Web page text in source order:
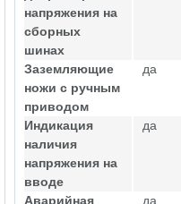
напряжения на
сборных
шинах
Заземляющие
ножи с ручным
приводом
да
Индикация
наличия
напряжения на
вводе
да
Аварийная
да